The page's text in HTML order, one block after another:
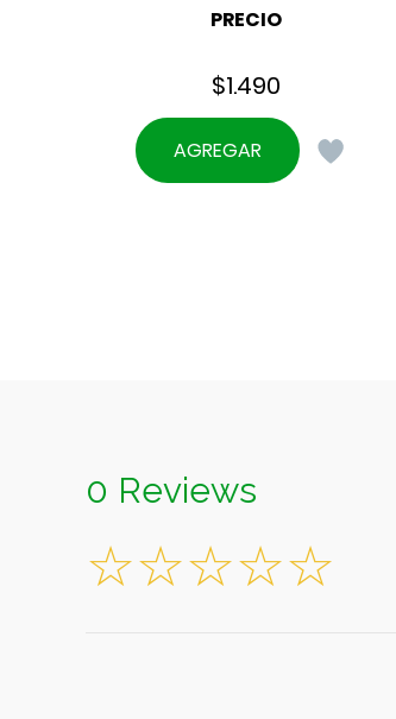
PRECIO
$1.490
AGREGAR
0 Reviews